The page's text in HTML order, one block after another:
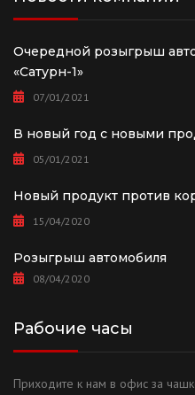
Очередной розыгрыш
«Сатурн-1»
07/01/2021
В новый год с новыми
05/01/2021
Новый продукт против
15/04/2020
Розыгрыш автомобиля
08/04/2020
Рабочие часы
Приходите к нам в офис за